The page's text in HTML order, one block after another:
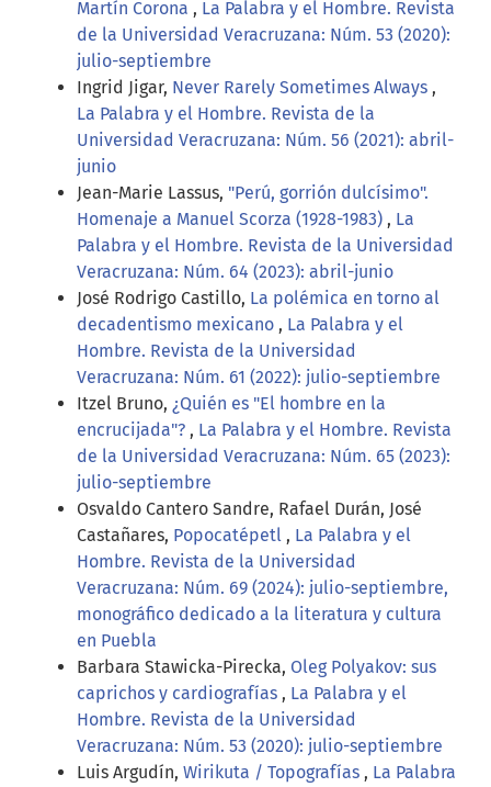
Martín Corona , La Palabra y el Hombre. Revista
de la Universidad Veracruzana: Núm. 53 (2020):
julio-septiembre
Ingrid Jigar, Never Rarely Sometimes Always ,
La Palabra y el Hombre. Revista de la
Universidad Veracruzana: Núm. 56 (2021): abril-
junio
Jean-Marie Lassus, "Perú, gorrión dulcísimo".
Homenaje a Manuel Scorza (1928-1983) , La
Palabra y el Hombre. Revista de la Universidad
Veracruzana: Núm. 64 (2023): abril-junio
José Rodrigo Castillo, La polémica en torno al
decadentismo mexicano , La Palabra y el
Hombre. Revista de la Universidad
Veracruzana: Núm. 61 (2022): julio-septiembre
Itzel Bruno, ¿Quién es "El hombre en la
encrucijada"? , La Palabra y el Hombre. Revista
de la Universidad Veracruzana: Núm. 65 (2023):
julio-septiembre
Osvaldo Cantero Sandre, Rafael Durán, José
Castañares, Popocatépetl , La Palabra y el
Hombre. Revista de la Universidad
Veracruzana: Núm. 69 (2024): julio-septiembre,
monográfico dedicado a la literatura y cultura
en Puebla
Barbara Stawicka-Pirecka, Oleg Polyakov: sus
caprichos y cardiografías , La Palabra y el
Hombre. Revista de la Universidad
Veracruzana: Núm. 53 (2020): julio-septiembre
Luis Argudín, Wirikuta / Topografías , La Palabra